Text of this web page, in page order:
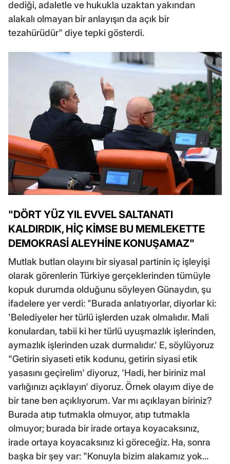
dediği, adaletle ve hukukla uzaktan yakından
alakalı olmayan bir anlayışın da açık bir
tezahürüdür" diye tepki gösterdi.
"DÖRT YÜZ YIL EVVEL SALTANATI
KALDIRDIK, HİÇ KİMSE BU MEMLEKETTE
DEMOKRASİ ALEYHİNE KONUŞAMAZ"
Mutlak butlan olayını bir siyasal partinin iç işleyişi
olarak görenlerin Türkiye gerçeklerinden tümüyle
kopuk durumda olduğunu söyleyen Günaydın, şu
ifadelere yer verdi: "Burada anlatıyorlar, diyorlar ki:
'Belediyeler her türlü işlerden uzak olmalıdır. Mali
konulardan, tabii ki her türlü uyuşmazlık işlerinden,
aymazlık işlerinden uzak durmalıdır.' E, söylüyoruz
"Getirin siyaseti etik kodunu, getirin siyasi etik
yasasını geçirelim' diyoruz, 'Hadi, her biriniz mal
varlığınızı açıklayın' diyoruz. Örnek olayım diye de
bir tane ben açıklıyorum. Var mı açıklayan biriniz?
Burada atıp tutmakla olmuyor, atıp tutmakla
olmuyor; burada bir irade ortaya koyacaksınız,
irade ortaya koyacaksınız ki göreceğiz. Ha, sonra
başka bir şey var: "Konuyla bizim alakamız yok...